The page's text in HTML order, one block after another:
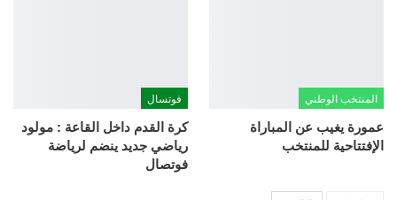
المنتخب الوطني
عمورة يغيب عن المباراة
الإفتتاحية للمنتخب
فوتسال
كرة القدم داخل القاعة : مولود
رياضي جديد ينضم لرياضة
فوتصال